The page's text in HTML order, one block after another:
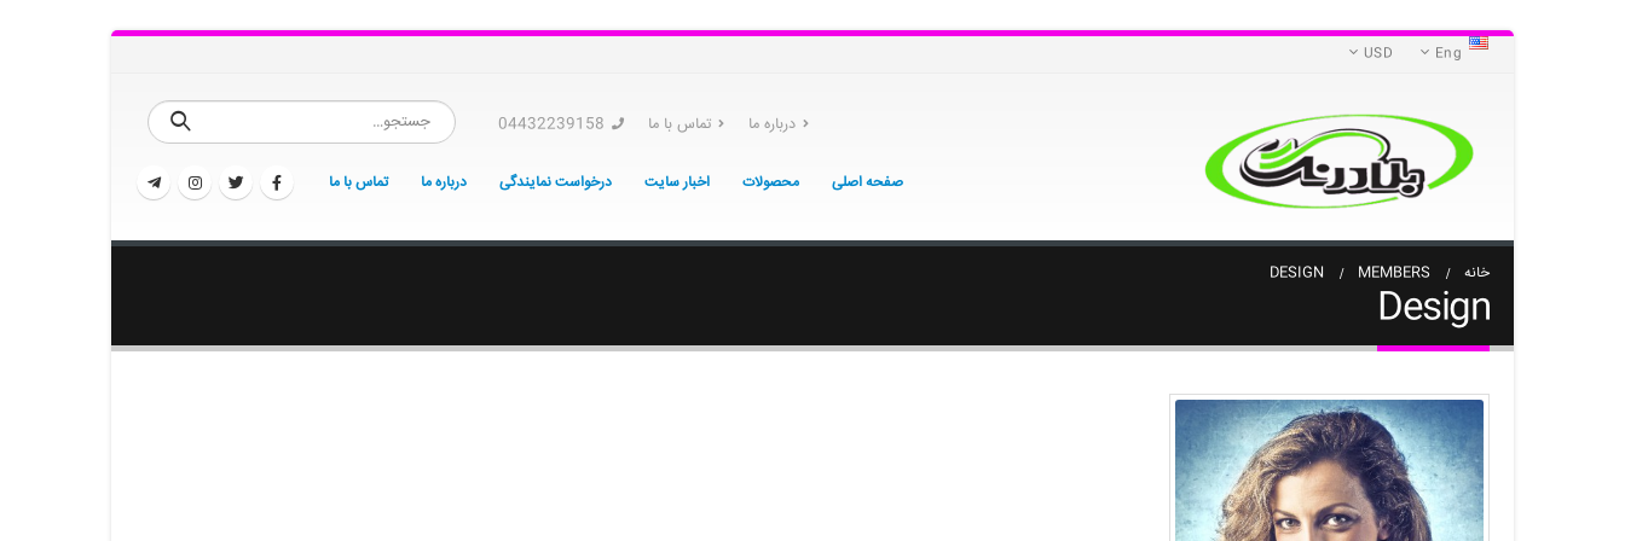
Eng
USD
درباره ما تماس با ما 04432239158
صفحه اصلی محصولات اخبار سایت درخواست نمایندگی درباره ما تماس با ما
خانه MEMBERS
DESIGN
Design